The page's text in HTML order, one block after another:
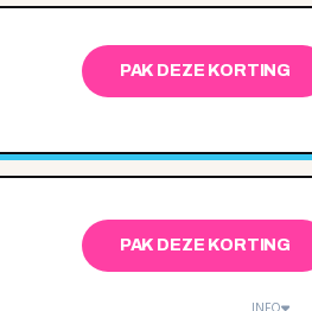
PAK DEZE KORTING
PAK DEZE KORTING